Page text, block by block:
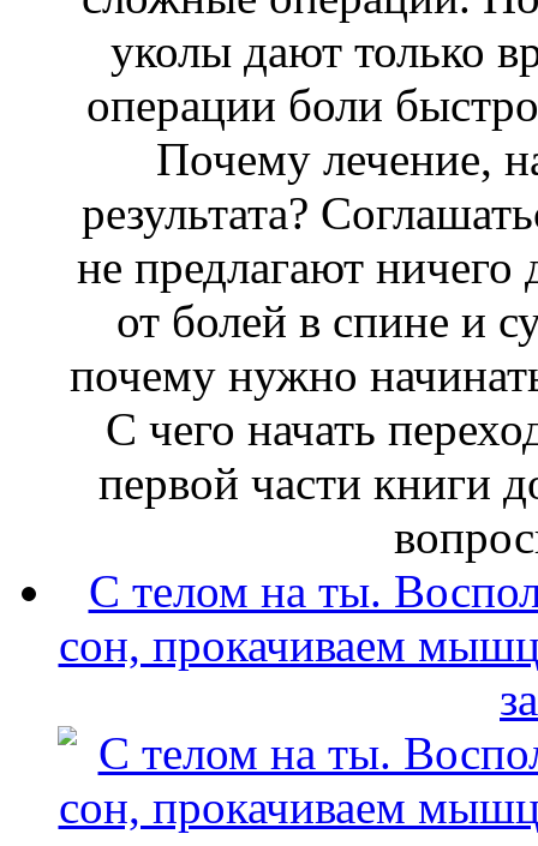
уколы дают только
операции боли
Почему лечение,
результата?
не предлагают
от болей в спине и
почему нужно
С чего начать
первой части книги
С телом на ты.
сон, прокачиваем